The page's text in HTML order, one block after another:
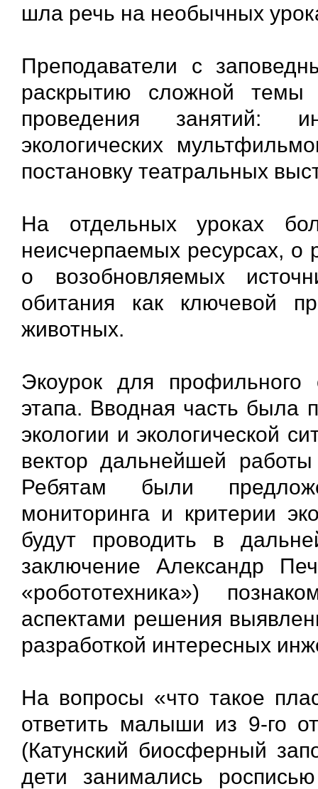
шла речь на необычных
Преподаватели с
раскрытию сложной
проведения занятий:
экологических
постановку театральных
На отдельных уроках
неисчерпаемых ресурсах, о
о возобновляемых
обитания как ключевой
животных.
Экоурок для
этапа. Вводная часть была
экологии и экологической
вектор дальнейшей
Ребятам были
мониторинга и критерии
будут проводить в
заключение Александр
«робототехника»)
аспектами решения
разработкой интересных
На вопросы «что такое
ответить малыши из 9-го
(Катунский биосферный
дети занимались